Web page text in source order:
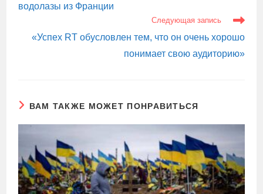
водолазы из Франции
Следующая запись
«Успех RT обусловлен тем, что он очень хорошо
понимает свою аудиторию»
ВАМ ТАКЖЕ МОЖЕТ ПОНРАВИТЬСЯ